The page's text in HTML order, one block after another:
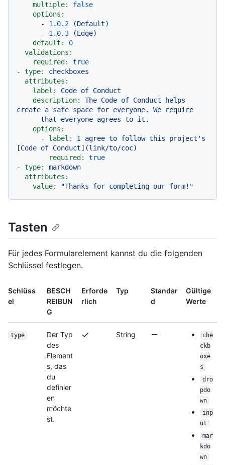
multiple:
false
options:
-
1.0.2
(Default)
-
1.0.3
(Edge)
default:
0
validations:
required:
true
-
type:
checkboxes
attributes:
label:
Code of Conduct
description:
The Code of Conduct
helps
create a safe space for everyone. We
require
that
everyone agrees to it.
options:
-
label: I agree to follow this
project's
[Code of Conduct] (link/to/coc)
required:
true
-
type:
markdown
attributes:
value:
"Thanks for completing our form!"
Tasten
Für jedes Formularelement kannst du die folgenden
Schlüssel festlegen.
Schlüss
el
BESCH
REIBUN
G
Erforde
rlich
Typ
Standar
d
Gültige
Werte
type
Der Typ
des
Element
s, das
du
definier
en
möchte
st.
String
che
ckb
oxe
s
dro
pdo
wn
inp
ut
mar
kdo
wn